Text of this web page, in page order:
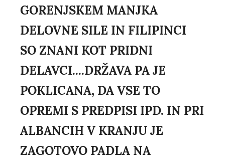
GORENJSKEM MANJKA
DELOVNE SILE IN FILIPINCI
SO ZNANI KOT PRIDNI
DELAVCI....DRŽAVA PA JE
POKLICANA, DA VSE TO
OPREMI S PREDPISI IPD. IN PRI
ALBANCIH V KRANJU JE
ZAGOTOVO PADLA NA